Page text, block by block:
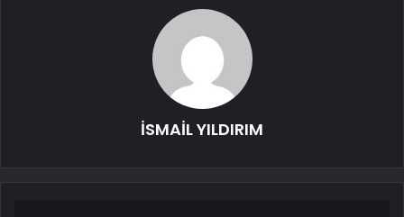
İSMAİL YILDIRIM